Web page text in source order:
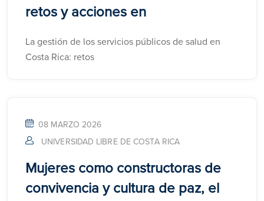
retos y acciones en
La gestión de los servicios públicos de salud en
Costa Rica: retos
08 MARZO 2026
UNIVERSIDAD LIBRE DE COSTA RICA
Mujeres como constructoras de
convivencia y cultura de paz, el